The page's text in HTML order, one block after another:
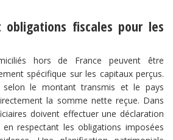
obligations fiscales pour les
hors de France peuvent être
spécifique sur les capitaux perçus.
selon le montant transmis et le pays
la somme nette reçue. Dans
doivent effectuer une déclaration
respectant les obligations imposées